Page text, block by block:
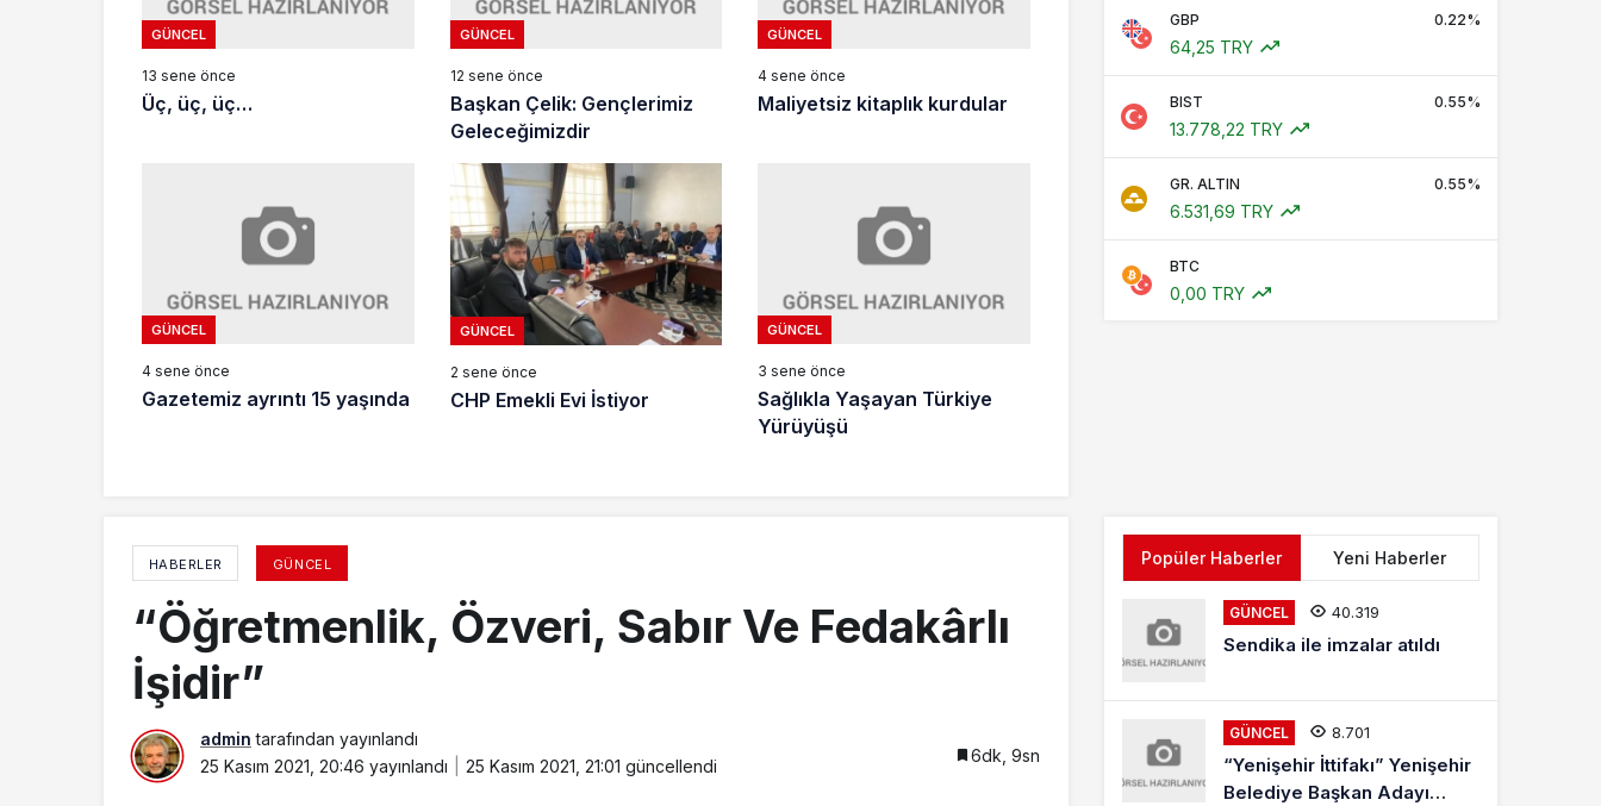
GÜNCEL
13 sene önce
Üç, üç, üç…
GÜNCEL
12 sene önce
Başkan Çelik: Gençlerimiz
Geleceğimizdir
GÜNCEL
4 sene önce
Maliyetsiz kitaplık kurdular
GÜNCEL
4 sene önce
Gazetemiz ayrıntı 15 yaşında
GÜNCEL
2 sene önce
CHP Emekli Evi İstiyor
GÜNCEL
3 sene önce
Sağlıkla Yaşayan Türkiye
Yürüyüşü
GBP 0.22%
64,25 TRY
BIST 0.55%
13.778,22 TRY
GR. ALTIN 0.55%
6.531,69 TRY
BTC
0,00 TRY
HABERLER GÜNCEL
“Öğretmenlik, Özveri, Sabır Ve Fedakârlı
İşidir”
admin tarafından yayınlandı
25 Kasım 2021, 20:46 yayınlandı 25 Kasım 2021, 21:01 güncellendi
6dk, 9sn
Popüler Haberler Yeni Haberler
GÜNCEL 40.319
Sendika ile imzalar atıldı
GÜNCEL 8.701
“Yenişehir İttifakı” Yenişehir
Belediye Başkan Adayı